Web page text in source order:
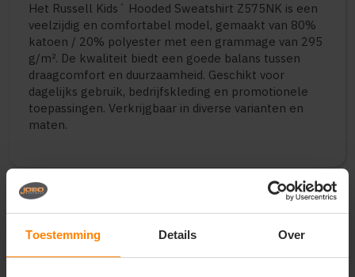
Toestemming Details Over
Het Russell Kids´ Hooded Sweatshirt Z575NK is een
veelzijdig en comfortabel model, gemaakt van 80%
katoen / 20% polyester met een grammage van 295
g/m². De kwaliteit biedt een goede balans tussen
draagcomfort en duurzaamheid. Geschikt voor
dagelijks gebruik, bedrijfskleding en promotionele
toepassingen. Verkrijgbaar in diverse varianten en
maten.
Vragen? Neem contact
klantenservice